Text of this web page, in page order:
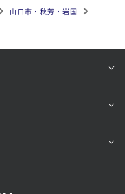
山口市・秋芳・岩国